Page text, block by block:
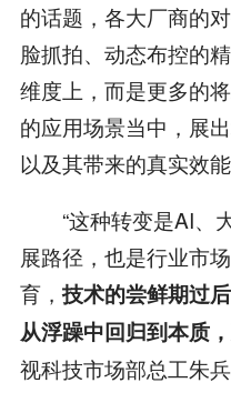
的话题，各大厂商的
脸抓拍、动态布控的
维度上，而是更多的
的应用场景当中，展
以及其带来的真实效能
“这种转变是AI、
展路径，也是行业市
育，技术的尝鲜期过
从浮躁中回归到本质
视科技市场部总工朱兵